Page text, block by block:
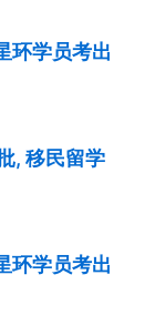
环学员考出
, 移民留学
环学员考出